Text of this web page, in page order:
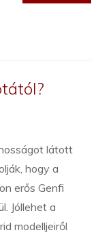
látott
hogy a
erős Genfi
Jóllehet a
modelljeiről